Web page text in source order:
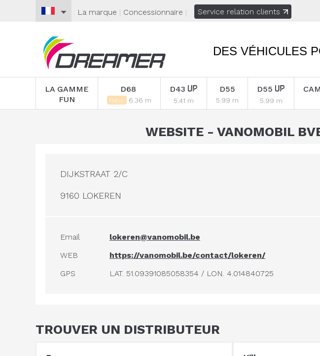
La marque | Concessionnaire | Service relation clients
DES VÉHICULES
LA GAMME
FUN
D68
New 6.36 m
D43
5.41 m
D55
5.99 m
D55
5.99 m
WEBSITE - VANOMOBIL
DIJKSTRAAT 2/C
9160 LOKEREN
Email
lokeren@vanomobil.be
WEB
https://vanomobil.be/contact/lokeren/
GPS
LAT. 51.09391085058354 / LON. 4.014840725
TROUVER UN DISTRIBUTEUR